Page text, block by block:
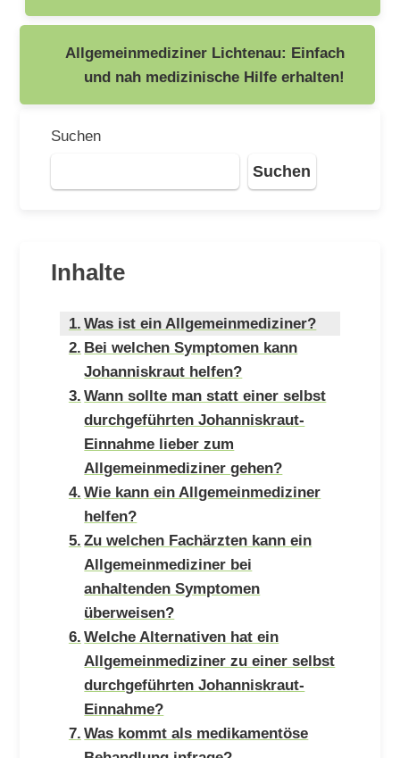
Allgemeinmediziner Lichtenau: Einfach
und nah medizinische Hilfe erhalten!
Suchen
Suchen
Inhalte
Was ist ein Allgemeinmediziner?
Bei welchen Symptomen kann
Johanniskraut helfen?
Wann sollte man statt einer selbst
durchgeführten Johanniskraut-
Einnahme lieber zum
Allgemeinmediziner gehen?
Wie kann ein Allgemeinmediziner
helfen?
Zu welchen Fachärzten kann ein
Allgemeinmediziner bei
anhaltenden Symptomen
überweisen?
Welche Alternativen hat ein
Allgemeinmediziner zu einer selbst
durchgeführten Johanniskraut-
Einnahme?
Was kommt als medikamentöse